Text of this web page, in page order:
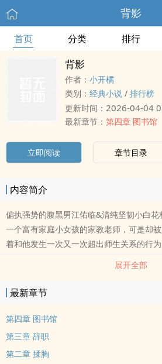
背影
首页 分类 排行
背影
作者： 小开橘
类别： 经典小说 / 排行榜
更新时间： 2026-04-04
最新章节： 第四章 图书馆
立即阅读 章节目录
内容简介
偏执强势的腹黑男江佑临&清纯坚韧小
一个富有家庭小女孩的家教老师，可是却
着和他发生一次又一次超出师生关系的
始，然后接吻，磨蹭，一次又一次，他步
中没有反抗的能力，默默隐忍，但是某天
面有自己刚到这家做家教不久时的照片，
展开全部
最新章节
第四章 图书馆
第三章 辞职
第二章 揉胸